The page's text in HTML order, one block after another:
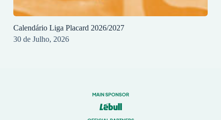
Calendário Liga Placard 2026/2027
30 de Julho, 2026